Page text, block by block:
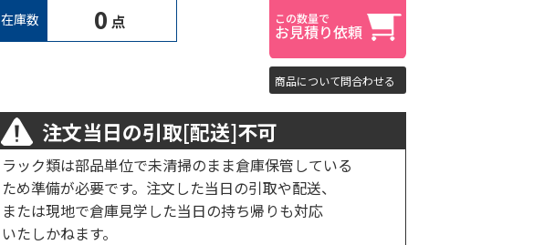
在庫数 0 点
商品について問合わせる
注文当日の引取[配送]不可
ラック類は部品単位で未清掃のまま倉庫保管している
ため準備が必要です。注文した当日の引取や配送、
または現地で倉庫見学した当日の持ち帰りも対応
いたしかねます。